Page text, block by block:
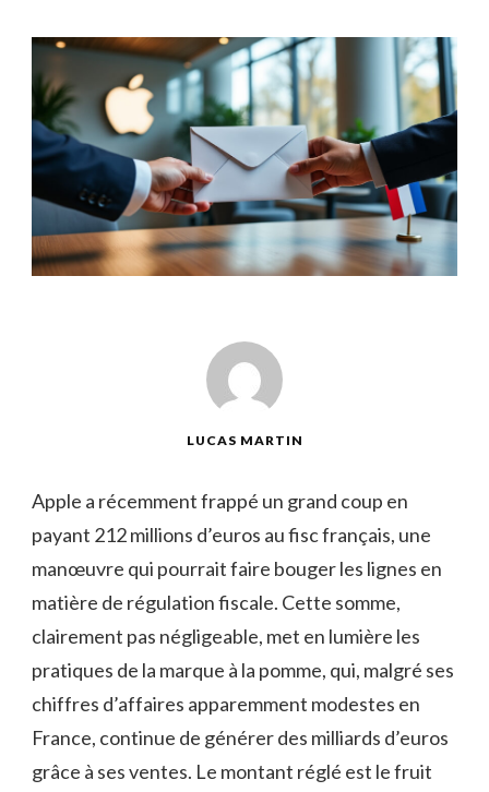
LUCAS MARTIN
Apple a récemment frappé un grand coup en
payant 212 millions d’euros au fisc français, une
manœuvre qui pourrait faire bouger les lignes en
matière de régulation fiscale. Cette somme,
clairement pas négligeable, met en lumière les
pratiques de la marque à la pomme, qui, malgré ses
chiffres d’affaires apparemment modestes en
France, continue de générer des milliards d’euros
grâce à ses ventes. Le montant réglé est le fruit